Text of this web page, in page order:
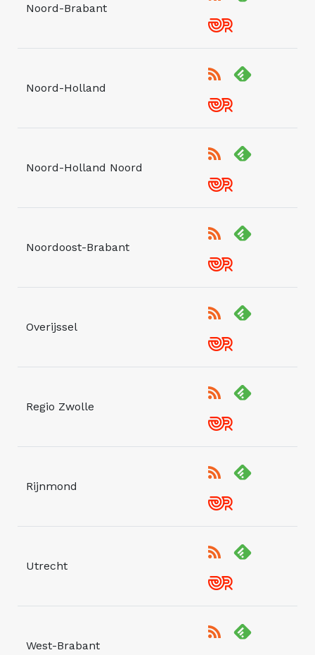
Noord-Brabant
Noord-Holland
Noord-Holland Noord
Noordoost-Brabant
Overijssel
Regio Zwolle
Rijnmond
Utrecht
West-Brabant